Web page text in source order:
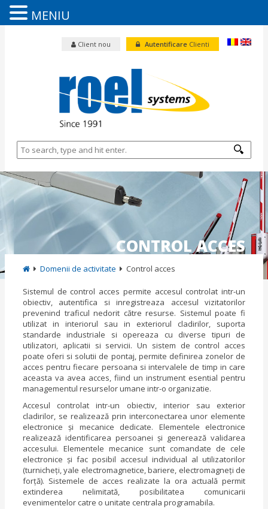
Autentificare Clienti
Client nou
CONTROL ACCES
Domenii de activitate Control acces
Sistemul de control acces permite accesul controlat intr-un
obiectiv, autentifica si inregistreaza accesul vizitatorilor
prevenind traficul nedorit către resurse. Sistemul poate fi
utilizat in interiorul sau in exteriorul cladirilor, suporta
standarde industriale si opereaza cu diverse tipuri de
utilizatori, aplicatii si servicii. Un sistem de control acces
poate oferi si solutii de pontaj, permite definirea zonelor de
acces pentru fiecare persoana si intervalele de timp in care
aceasta va avea acces, fiind un instrument esential pentru
managementul resurselor umane intr-o organizatie.
Accesul controlat intr-un obiectiv, interior sau exterior
cladirilor, se realizează prin interconectarea unor elemente
electronice şi mecanice dedicate. Elementele electronice
realizează identificarea persoanei şi generează validarea
accesului. Elementele mecanice sunt comandate de cele
electronice şi fac posibil accesul individual al utilizatorilor
(turnicheţi, yale electromagnetice, bariere, electromagneţi de
forţă). Sistemele de acces realizate la ora actuală permit
extinderea nelimitată, posibilitatea comunicarii
evenimentelor catre o unitate centrala programabila.
MENIU